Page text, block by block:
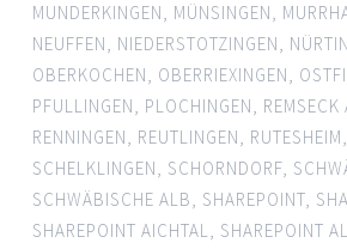
MUNDERKINGEN, MÜNSINGEN,
NEUFFEN, NIEDERSTOTZINGEN,
OBERKOCHEN, OBERRIEXINGEN,
PFULLINGEN, PLOCHINGEN, REMSECK
RENNINGEN, REUTLINGEN, RUTESHEIM,
SCHELKLINGEN, SCHORNDORF,
SCHWÄBISCHE ALB, SHAREPOINT,
SHAREPOINT AICHTAL, SHAREPOINT